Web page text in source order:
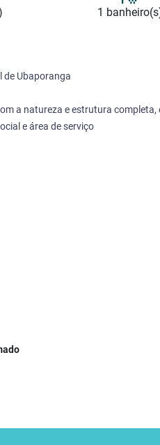
1
de Ubaporanga
a natureza e estrutura completa,
e área de serviço